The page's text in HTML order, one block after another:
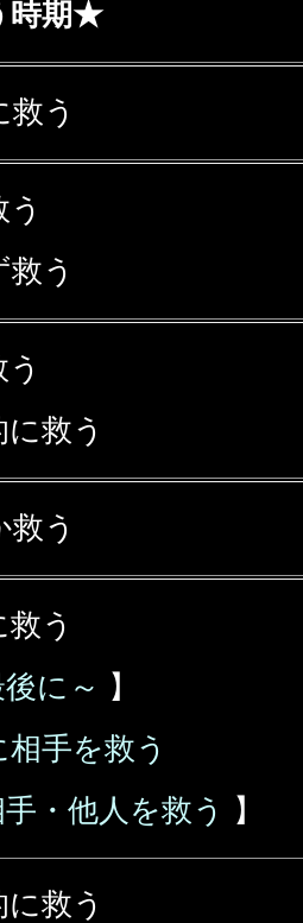
時期★
救う
う
に救う
救う
う
に～ 】
手を救う
・他人を救う 】
救う